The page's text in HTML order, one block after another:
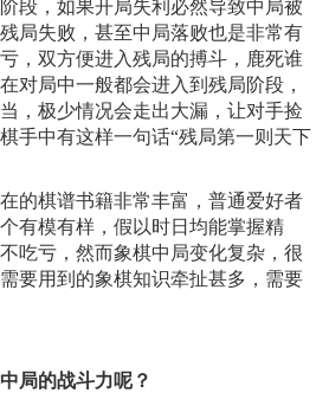
段，如果开局失利必然导致中局被
局失败，甚至中局落败也是非常有
，双方便进入残局的搏斗，鹿死谁
对局中一般都会进入到残局阶段，
，极少情况会走出大漏，让对手捡
手中有这样一句话“残局第一则天下
的棋谱书籍非常丰富，普通爱好者
有模有样，假以时日均能掌握精
吃亏，然而象棋中局变化复杂，很
要用到的象棋知识牵扯甚多，需要
局的战斗力呢？